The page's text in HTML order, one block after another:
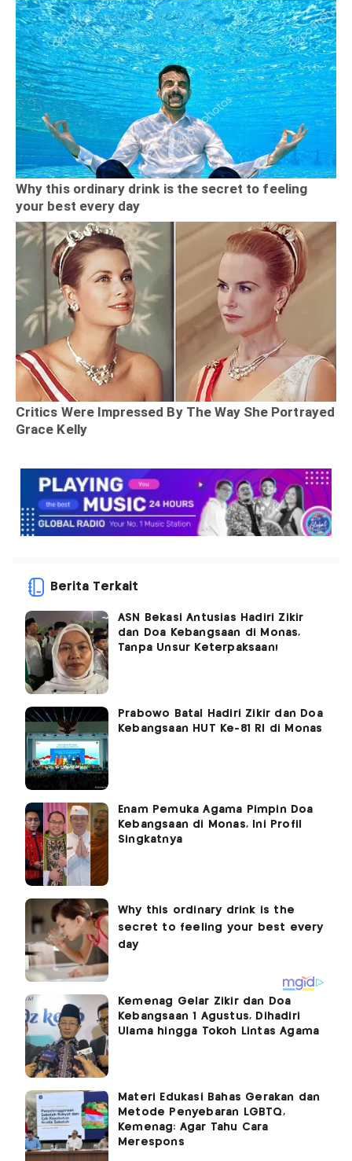
Berita Terkait
ASN Bekasi Antusias Hadiri Zikir
dan Doa Kebangsaan di Monas,
Tanpa Unsur Keterpaksaan!
Prabowo Batal Hadiri Zikir dan Doa
Kebangsaan HUT Ke-81 RI di Monas
Enam Pemuka Agama Pimpin Doa
Kebangsaan di Monas, Ini Profil
Singkatnya
Kemenag Gelar Zikir dan Doa
Kebangsaan 1 Agustus, Dihadiri
Ulama hingga Tokoh Lintas Agama
Materi Edukasi Bahas Gerakan dan
Metode Penyebaran LGBTQ,
Kemenag: Agar Tahu Cara
Merespons